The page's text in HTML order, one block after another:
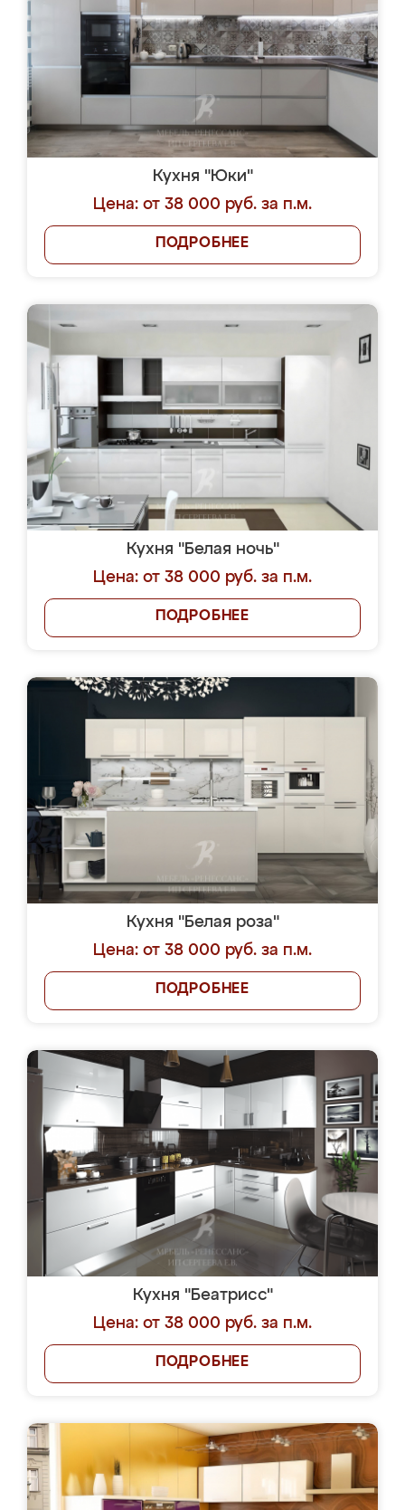
Кухня "Юки"
Цена: от 38 000 руб. за п.м.
ПОДРОБНЕЕ
Кухня "Белая ночь"
Цена: от 38 000 руб. за п.м.
ПОДРОБНЕЕ
Кухня "Белая роза"
Цена: от 38 000 руб. за п.м.
ПОДРОБНЕЕ
Кухня "Беатрисс"
Цена: от 38 000 руб. за п.м.
ПОДРОБНЕЕ